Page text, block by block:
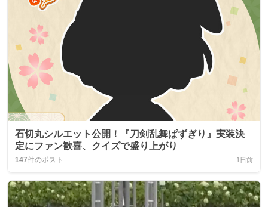
石切丸シルエット公開！『刀剣乱舞ぱずぎり』実装決
定にファン歓喜、クイズで盛り上がり
147件のポスト 1日前